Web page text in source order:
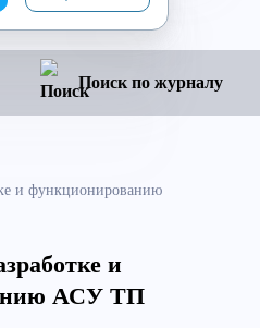
Поиск по журналу
и функционированию
и
АСУ ТП